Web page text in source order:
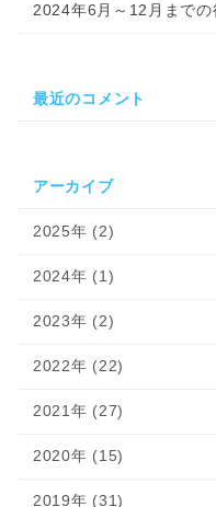
2024年6月～12月まで
最近のコメント
アーカイブ
2025年 (2)
2024年 (1)
2023年 (2)
2022年 (22)
2021年 (27)
2020年 (15)
2019年 (31)